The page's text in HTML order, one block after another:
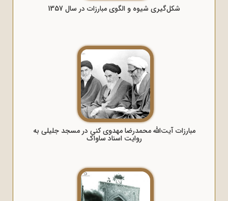
شکل‌گیری شیوه و الگوی مبارزات در سال 1357
مبارزات آیت‌الله محمدرضا مهدوی‌ کنی در مسجد جلیلی به
روایت اسناد ساواک